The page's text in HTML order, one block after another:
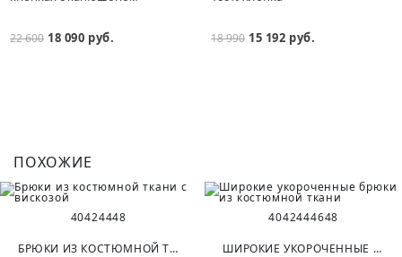
22 600 18 090 руб. 18 990 15 192 руб.
ПОХОЖИЕ
40424448
БРЮКИ ИЗ КОСТЮМНОЙ ТКАНИ С ВИСКОЗОЙ
4042444648
ШИРОКИЕ УКОРОЧЕННЫЕ БРЮКИ ИЗ КОСТЮМНОЙ ТКАНИ